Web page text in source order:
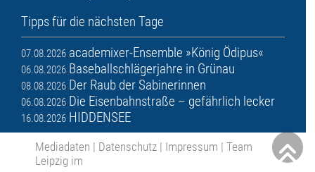
Tipps für die nächsten Tage
07.08.2026 academixer-Ensemble »König Ödipus«
06.08.2026 Baseballschlägerjahre in Grünau
08.08.2026 Der Raub der Sabinerinnen
06.08.2026 Die Eisenbahnstraße – gefährlich lecker
16.08.2026 HIDDENSEE
Mediadaten | Datenschutz | Impressum | Team
Leipzig im